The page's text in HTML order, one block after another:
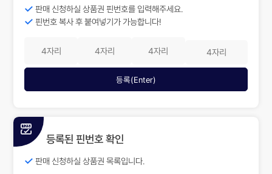
판매 신청하실 상품권 핀번호를 입력해주세요.
핀번호 복사 후 붙여넣기가 가능합니다!
등록(Enter)
등록된 핀번호 확인
판매 신청하실 상품권 목록입니다.